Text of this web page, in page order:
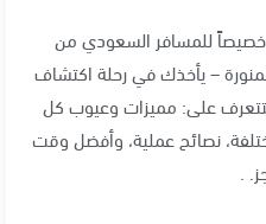
للمسافر السعودي من
– يأخذك في رحلة اكتشاف
على: مميزات وعيوب كل
نصائح عملية، وأفضل وقت
.